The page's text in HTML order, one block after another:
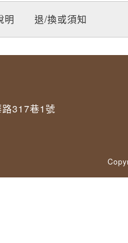
明 退/換或須知
317巷1號